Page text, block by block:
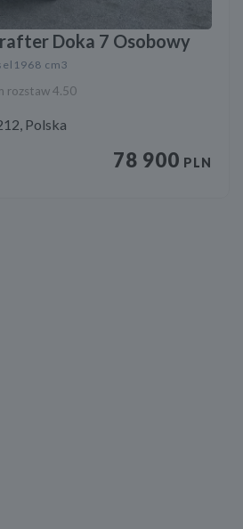
Doka 7 Osobowy
1968 cm3
rozstaw 4.50
Polska
78 900 PLN